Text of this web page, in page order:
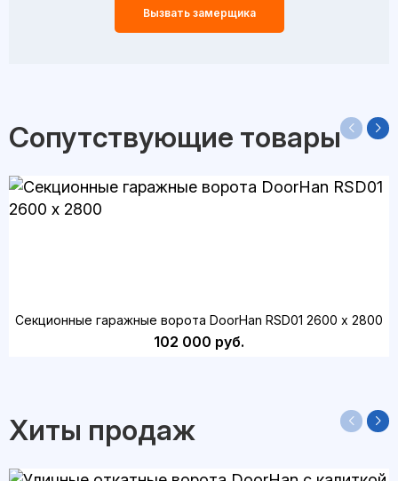
Вызвать замерщика
Сопутствующие товары
Секционные гаражные ворота DoorHan RSD01 2600 х 2800
102 000 руб.
Хиты продаж